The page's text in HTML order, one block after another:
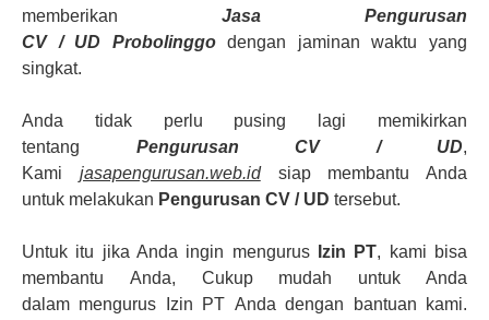
memberikan Jasa Pengurusan
CV
/ UD Probolinggo
dengan jaminan waktu yang
singkat.
Anda tidak perlu pusing lagi memikirkan
tentang Pengurusan CV / UD,
Kami jasapengurusan.web.idsiap membantu Anda
untuk melakukan Pengurusan CV / UD tersebut.
Untuk itu jika Anda ingin mengurus Izin PT, kami bisa
membantu Anda, Cukup mudah untuk Anda
dalam mengurus Izin PT Anda dengan bantuan kami.